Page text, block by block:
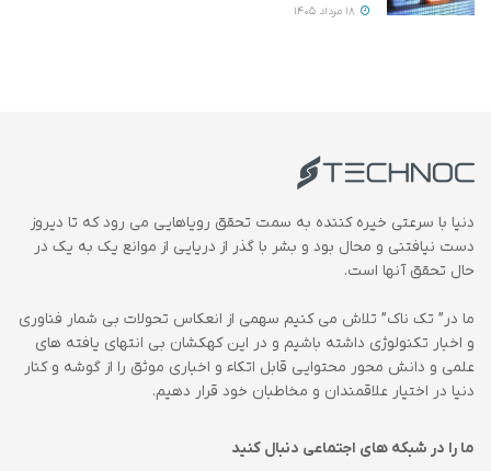
دنیا با سرعتی خیره کننده به سمت تحقق رویاهایی می رود که تا دیروز
دست نیافتنی و محال بود و بشر با گذر از دریایی از موانع یک به یک در
حال تحقق آنها است.
ما در” تک ناک” تلاش می کنیم سهمی از انعکاس تحولات بی شمار فناوری
و اخبار تکنولوژی داشته باشیم و در این کهکشان بی انتهای یافته های
علمی و دانش محور محتوایی قابل اتکاء و اخباری موثق را از گوشه و کنار
دنیا در اختیار علاقمندان و مخاطبان خود قرار دهیم.
ما را در شبکه های اجتماعی دنبال کنید